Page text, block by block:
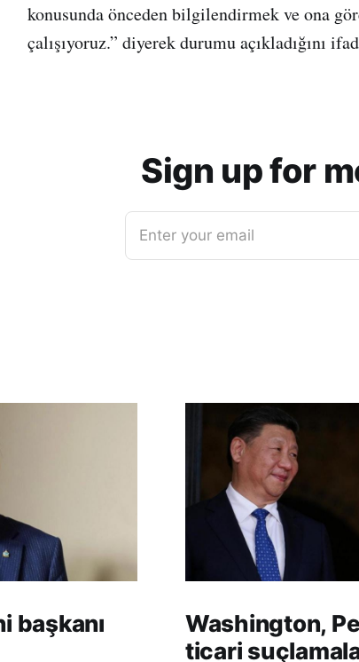
konusunda önceden bilgilendirmek ve ona
çalışıyoruz.” diyerek durumu açıkladığını
Sign up for
Enter your email
başkanı
Washington,
ticari